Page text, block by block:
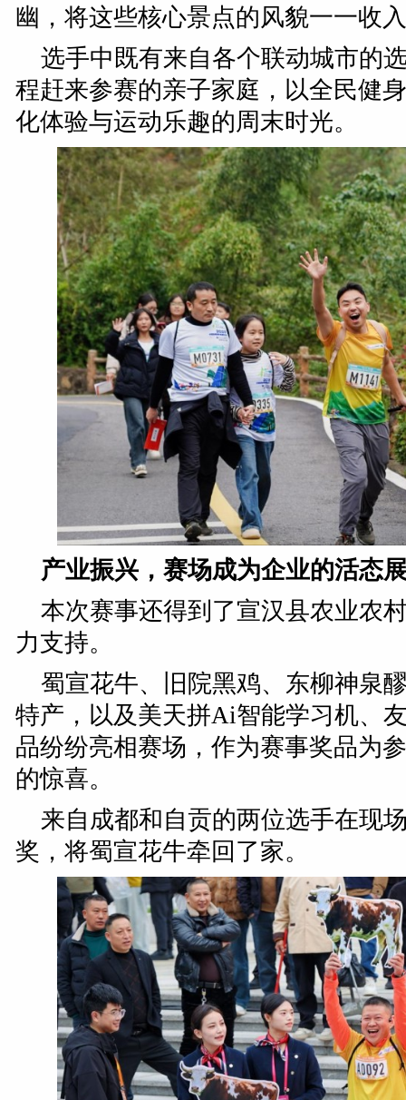
幽，将这些核心景点的风貌一一收
选手中既有来自各个联动城市的
程赶来参赛的亲子家庭，以全民健
化体验与运动乐趣的周末时光。
产业振兴，赛场成为企业的活态
本次赛事还得到了宣汉县农业农
力支持。
蜀宣花牛、旧院黑鸡、东柳神泉
特产，以及美天拼Ai智能学习机、
品纷纷亮相赛场，作为赛事奖品为
的惊喜。
来自成都和自贡的两位选手在现
奖，将蜀宣花牛牵回了家。